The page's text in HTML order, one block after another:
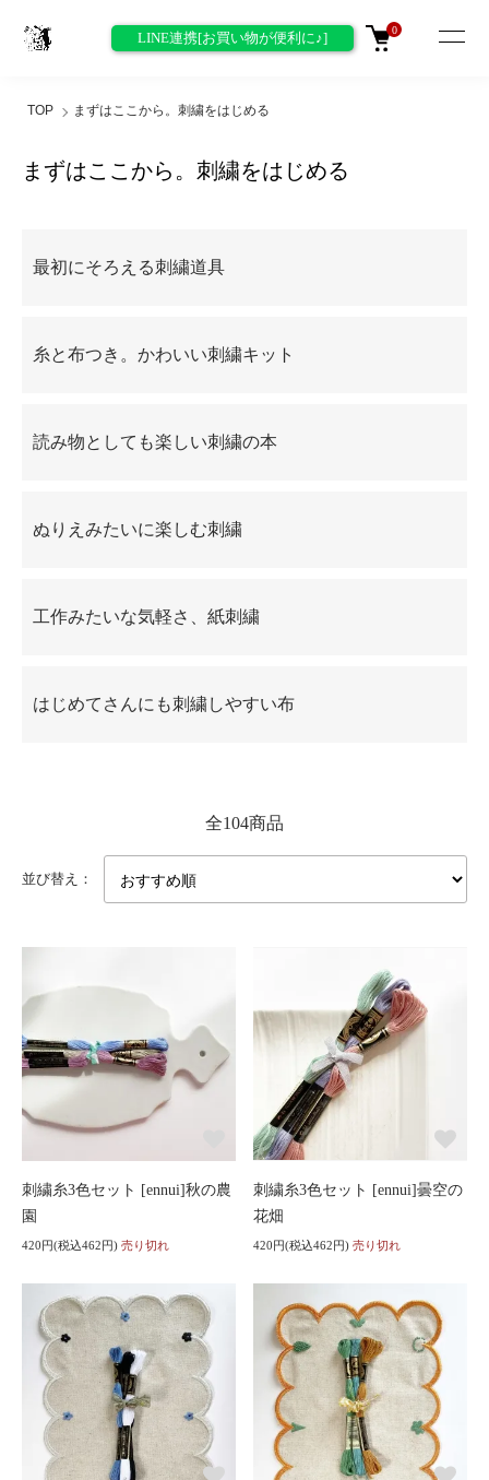
LINE連携[お買い物が便利に♪] 0
TOP まずはここから。刺繍をはじめる
まずはここから。刺繍をはじめる
最初にそろえる刺繍道具
糸と布つき。かわいい刺繍キット
読み物としても楽しい刺繍の本
ぬりえみたいに楽しむ刺繍
工作みたいな気軽さ、紙刺繍
はじめてさんにも刺繍しやすい布
全104商品
並び替え：
刺繍糸3色セット [ennui]秋の農
園
420円(税込462円) 売り切れ
刺繍糸3色セット [ennui]曇空の
花畑
420円(税込462円) 売り切れ